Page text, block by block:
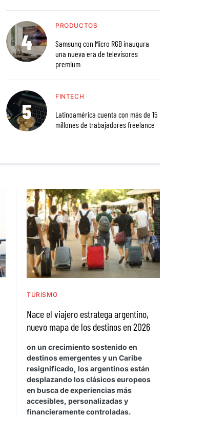
PRODUCTOS
Samsung con Micro RGB inaugura
una nueva era de televisores
premium
FINTECH
Latinoamérica cuenta con más de 15
millones de trabajadores freelance
TURISMO
Nace el viajero estratega argentino,
nuevo mapa de los destinos en 2026
on un crecimiento sostenido en
destinos emergentes y un Caribe
resignificado, los argentinos están
desplazando los clásicos europeos
en busca de experiencias más
accesibles, personalizadas y
financieramente controladas.